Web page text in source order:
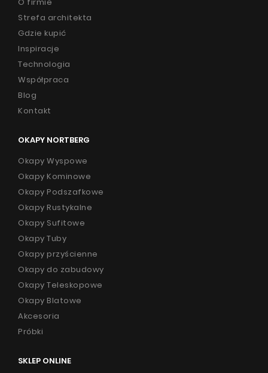
jak też w przestronnej kuchni otwartej na salon. Dobrze
zaprezentuje się także w loftowych aranżacjach czy
wielkomiejskich apartamentach. Jest uniwersalny
,elegancki i piękny. Stworzony do wnętrz XXI wieku.
Sprawdź okapy tuby przyścienne Nortberg w kolorach:
okap tuba biały przyścienny
Strefa architekta
Gdzie kupić
Inspiracje
Technologia
Współpraca
Blog
Kontakt
OKAPY NORTBERG
Okapy Wyspowe
Okapy Kominowe
Okapy Podszafkowe
Okapy Rustykalne
Okapy Sufitowe
Okapy Tuby
Okapy przyścienne
Okapy do zabudowy
Okapy Teleskopowe
Okapy Blatowe
Akcesoria
Próbki
SKLEP ONLINE